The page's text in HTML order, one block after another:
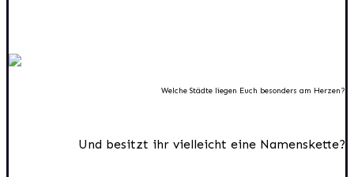
Welche Städte liegen Euch besonders am Herzen?
Und besitzt ihr vielleicht eine Namenskette?